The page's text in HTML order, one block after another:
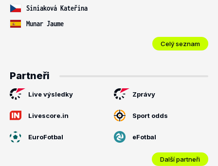
Siniaková Kateřina
Munar Jaume
Celý seznam
Partneři
Live výsledky Zprávy
Livescore.in Sport odds
EuroFotbal eFotbal
Další partneři